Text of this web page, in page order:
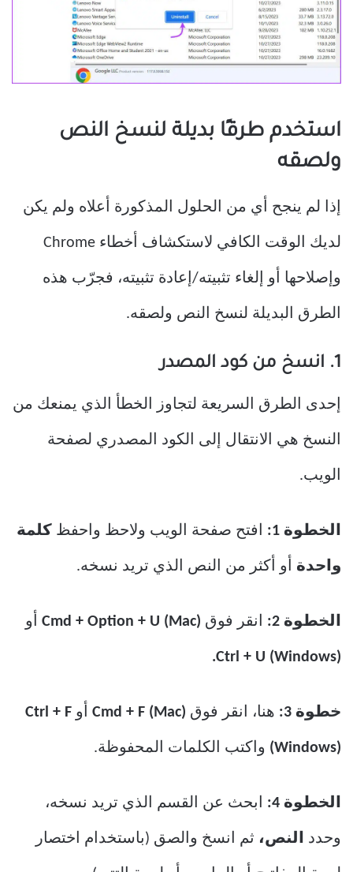
استخدم طرقًا بديلة لنسخ النص
ولصقه
إذا لم ينجح أي من الحلول المذكورة أعلاه ولم يكن
لديك الوقت الكافي لاستكشاف أخطاء Chrome
وإصلاحها أو إلغاء تثبيته/إعادة تثبيته، فجرّب هذه
الطرق البديلة لنسخ النص ولصقه.
1. انسخ من كود المصدر
إحدى الطرق السريعة لتجاوز الخطأ الذي يمنعك من
النسخ هي الانتقال إلى الكود المصدري لصفحة
الويب.
الخطوة 1: افتح صفحة الويب ولاحظ واحفظ كلمة
واحدة أو أكثر من النص الذي تريد نسخه.
الخطوة 2: انقر فوق أو
Ctrl + U (Windows).
خطوة 3: هنا، انقر فوق أو Ctrl + F
(Windows) واكتب الكلمات المحفوظة.
الخطوة 4: ابحث عن القسم الذي تريد نسخه،
وحدد النص، ثم انسخ والصق (باستخدام اختصار